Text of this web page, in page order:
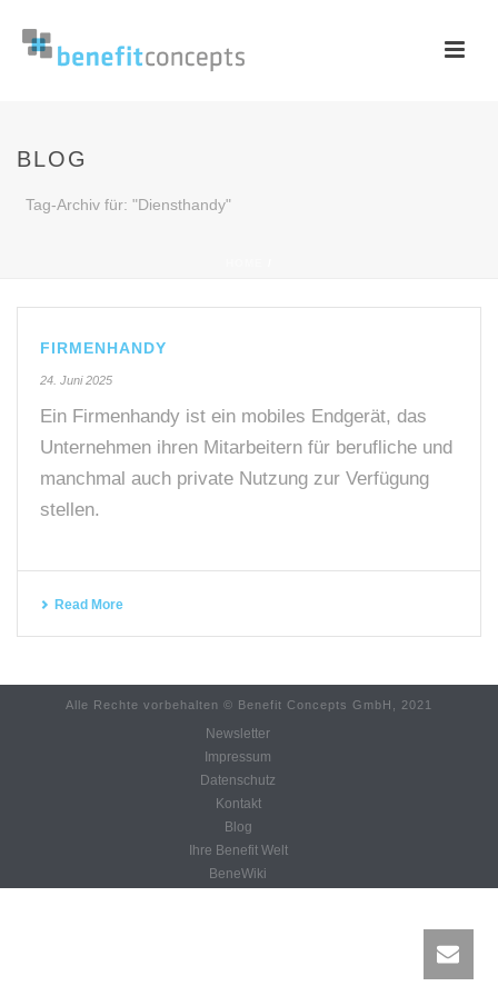
BLOG
Tag-Archiv für: "Diensthandy"
FIRMENHANDY
24. Juni 2025
Ein Firmenhandy ist ein mobiles Endgerät, das
Unternehmen ihren Mitarbeitern für berufliche und
manchmal auch private Nutzung zur Verfügung
stellen.
Read More
Alle Rechte vorbehalten © Benefit Concepts GmbH, 2021
Newsletter
Impressum
Datenschutz
Kontakt
Blog
Ihre Benefit Welt
BeneWiki